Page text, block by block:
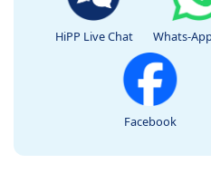
HiPP Live Chat Whats-
Facebook